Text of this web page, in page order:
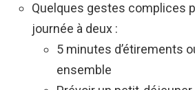
Quelques gestes complices
journée à deux :
5 minutes d’étirements
ensemble